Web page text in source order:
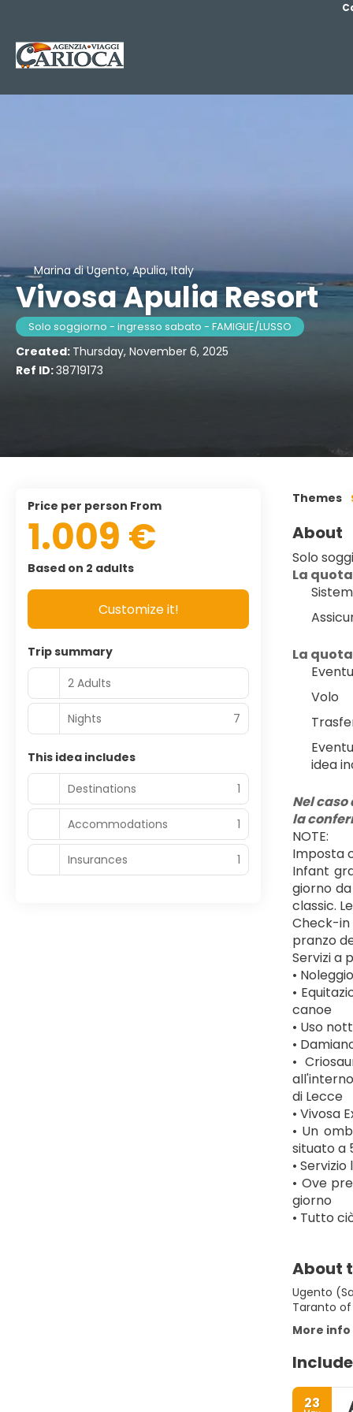
Marina di Ugento, Apulia, Italy
Vivosa Apulia Resort
Solo soggiorno - ingresso sabato - FAMIGLIE/LUSSO
Created: Thursday, November 6, 2025
Ref ID:38719173
Themes
About
Solo
La
La
Volo
idea
Nel
la
NOTE:
Imposta
Infant
giorno
classic.
Check-in
pranzo
Servizi a
•
•
canoe
• Uso
•
•
di Lecce
• Vivosa
• Un
situato a
•
• Ove
giorno
• Tutto
About
Ugento
Taranto
More info
23
price per person From
1.009 €
Based on 2 adults
Customize it!
Trip summary
2 Adults
Nights 7
This idea includes
Destinations
1
Accommodations 1
Insurances 1